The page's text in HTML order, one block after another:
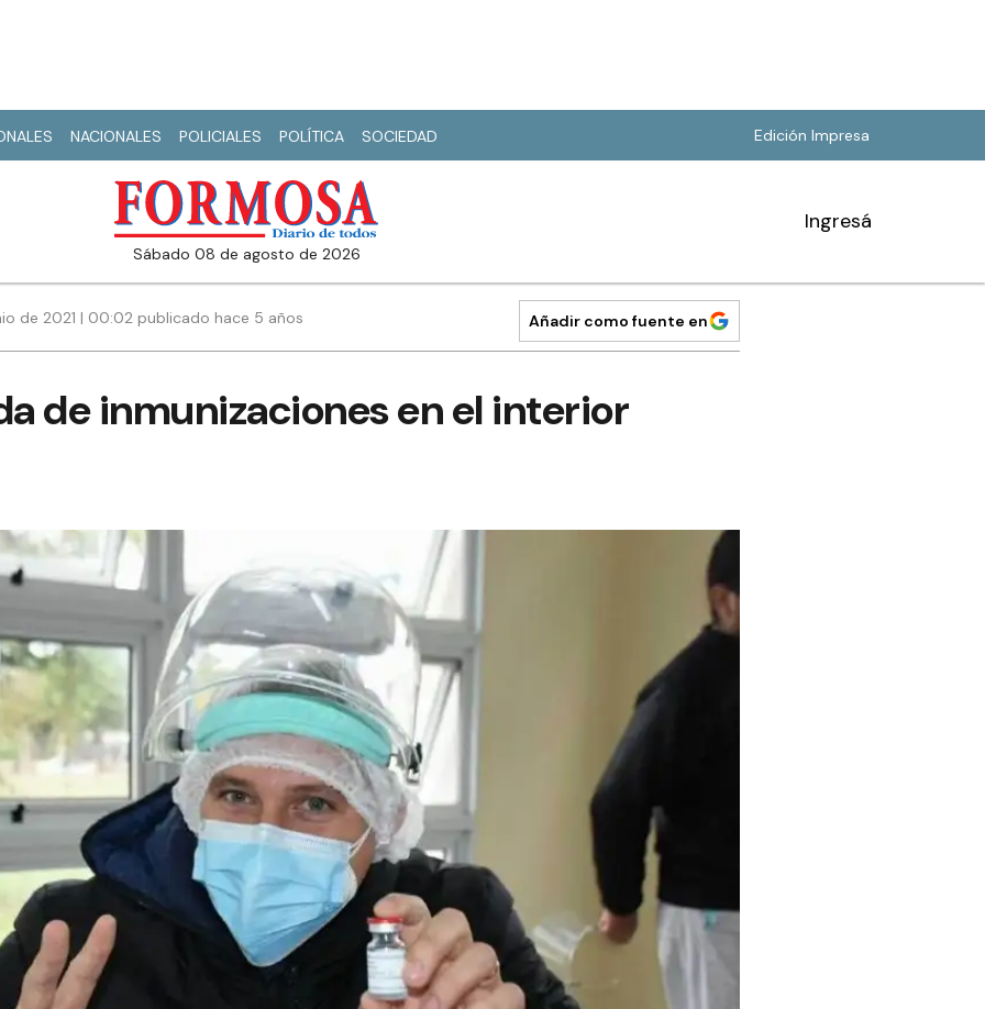
NACIONALES POLICIALES POLÍTICA SOCIEDAD Edición Impresa
sábado 08 de agosto de 2026
Ingresá
de 2021 | 00:02 publicado hace 5 años Añadir como fuente en
de inmunizaciones en el interior